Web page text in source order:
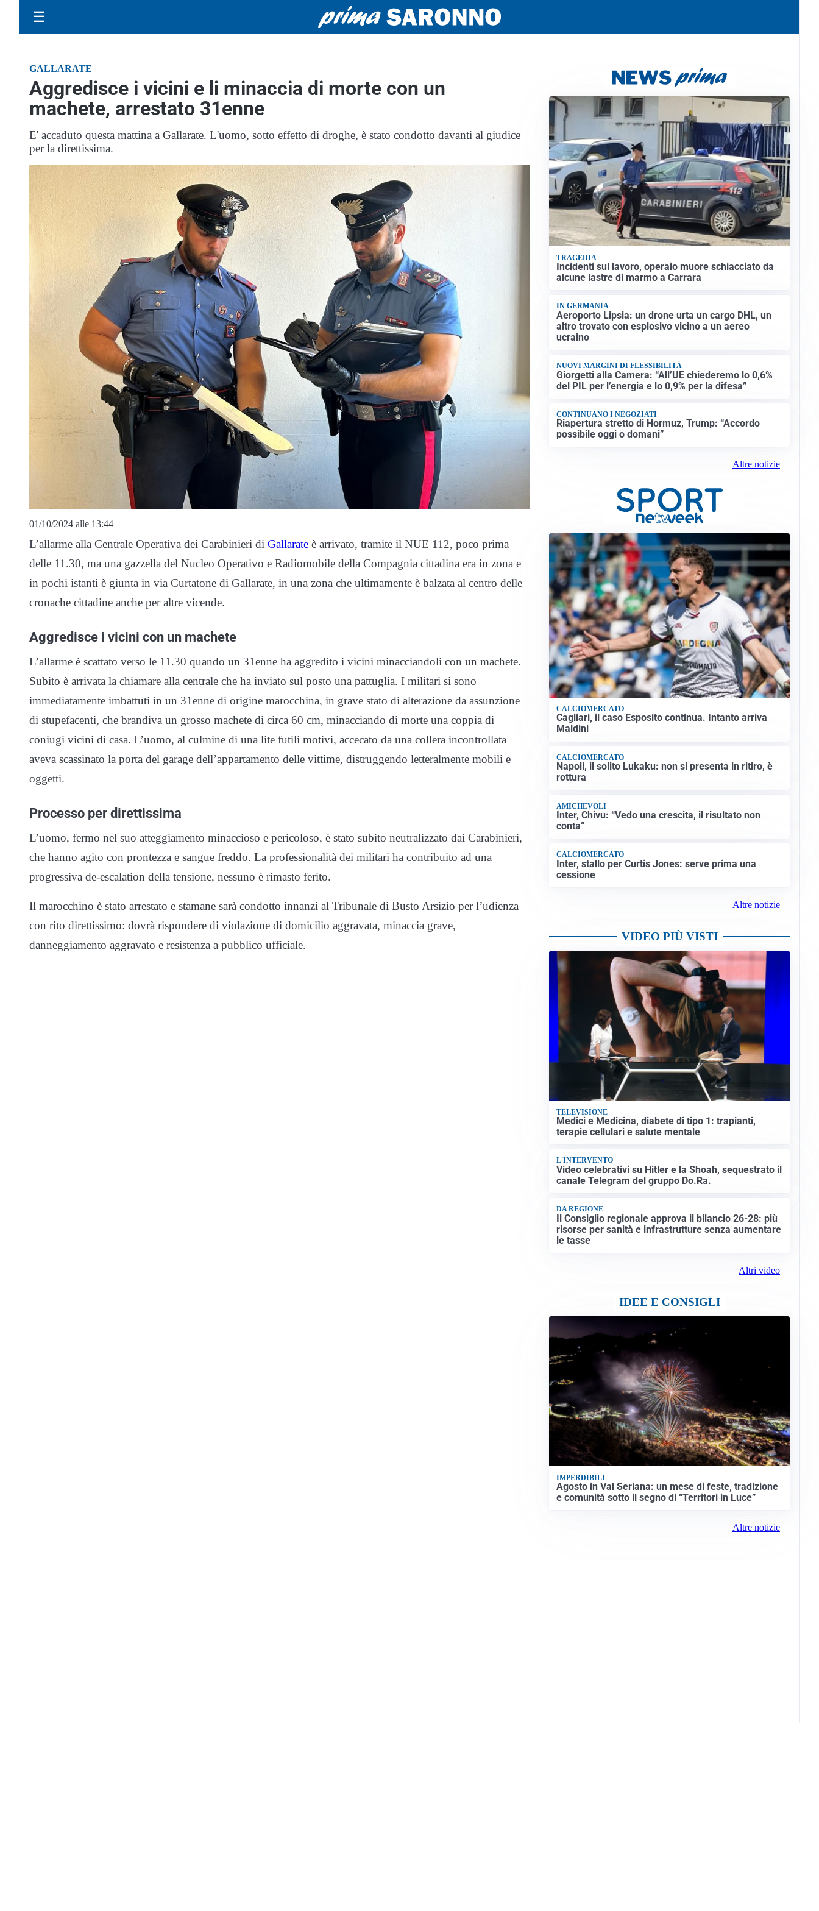
☰
GALLARATE
Aggredisce i vicini e li minaccia di morte con un
machete, arrestato 31enne
E' accaduto questa mattina a Gallarate. L'uomo, sotto effetto di droghe, è stato condotto davanti al giudice
per la direttissima.
01/10/2024 alle 13:44
L’allarme alla Centrale Operativa dei Carabinieri di Gallarate è arrivato, tramite il NUE 112, poco prima
delle 11.30, ma una gazzella del Nucleo Operativo e Radiomobile della Compagnia cittadina era in zona e
in pochi istanti è giunta in via Curtatone di Gallarate, in una zona che ultimamente è balzata al centro delle
cronache cittadine anche per altre vicende.
Aggredisce i vicini con un machete
L’allarme è scattato verso le 11.30 quando un 31enne ha aggredito i vicini minacciandoli con un machete.
Subito è arrivata la chiamare alla centrale che ha inviato sul posto una pattuglia. I militari si sono
immediatamente imbattuti in un 31enne di origine marocchina, in grave stato di alterazione da assunzione
di stupefacenti, che brandiva un grosso machete di circa 60 cm, minacciando di morte una coppia di
coniugi vicini di casa. L’uomo, al culmine di una lite futili motivi, accecato da una collera incontrollata
aveva scassinato la porta del garage dell’appartamento delle vittime, distruggendo letteralmente mobili e
oggetti.
Processo per direttissima
L’uomo, fermo nel suo atteggiamento minaccioso e pericoloso, è stato subito neutralizzato dai Carabinieri,
che hanno agito con prontezza e sangue freddo. La professionalità dei militari ha contribuito ad una
progressiva de-escalation della tensione, nessuno è rimasto ferito.
Il marocchino è stato arrestato e stamane sarà condotto innanzi al Tribunale di Busto Arsizio per l’udienza
con rito direttissimo: dovrà rispondere di violazione di domicilio aggravata, minaccia grave,
danneggiamento aggravato e resistenza a pubblico ufficiale.
TRAGEDIA
Incidenti sul lavoro, operaio muore schiacciato da
alcune lastre di marmo a Carrara
IN GERMANIA
Aeroporto Lipsia: un drone urta un cargo DHL, un
altro trovato con esplosivo vicino a un aereo
ucraino
NUOVI MARGINI DI FLESSIBILITÀ
Giorgetti alla Camera: “All’UE chiederemo lo 0,6%
del PIL per l’energia e lo 0,9% per la difesa”
CONTINUANO I NEGOZIATI
Riapertura stretto di Hormuz, Trump: “Accordo
possibile oggi o domani”
Altre notizie
CALCIOMERCATO
Cagliari, il caso Esposito continua. Intanto arriva
Maldini
CALCIOMERCATO
Napoli, il solito Lukaku: non si presenta in ritiro, è
rottura
AMICHEVOLI
Inter, Chivu: “Vedo una crescita, il risultato non
conta”
CALCIOMERCATO
Inter, stallo per Curtis Jones: serve prima una
cessione
Altre notizie
VIDEO PIÙ VISTI
TELEVISIONE
Medici e Medicina, diabete di tipo 1: trapianti,
terapie cellulari e salute mentale
L'INTERVENTO
Video celebrativi su Hitler e la Shoah, sequestrato il
canale Telegram del gruppo Do.Ra.
DA REGIONE
Il Consiglio regionale approva il bilancio 26-28: più
risorse per sanità e infrastrutture senza aumentare
le tasse
Altri video
IDEE E CONSIGLI
IMPERDIBILI
Agosto in Val Seriana: un mese di feste, tradizione
e comunità sotto il segno di “Territori in Luce”
Altre notizie